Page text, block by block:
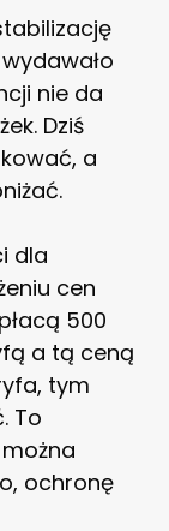
nie da
Dziś
a
dla
cen
500
a tą ceną
tym
To
ochronę